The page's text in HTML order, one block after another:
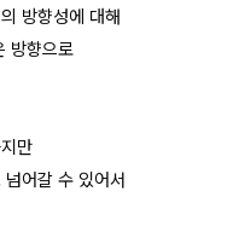
방향성에 대해
방향으로
만
어갈 수 있어서